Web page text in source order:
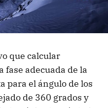
que calcular
adecuada de la
para el ángulo de los
de 360 grados y